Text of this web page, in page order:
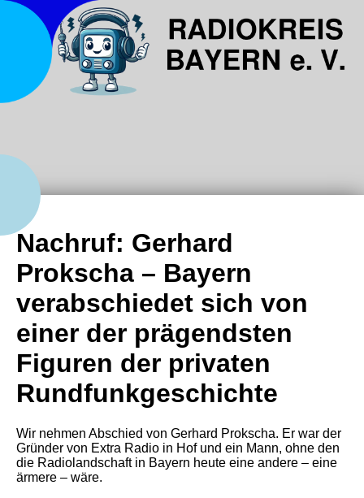
Nachruf: Gerhard
Prokscha – Bayern
verabschiedet sich von
einer der prägendsten
Figuren der privaten
Rundfunkgeschichte
Wir nehmen Abschied von Gerhard Prokscha. Er war der
Gründer von Extra Radio in Hof und ein Mann, ohne den
die Radiolandschaft in Bayern heute eine andere – eine
ärmere – wäre.